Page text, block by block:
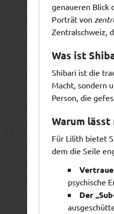
genaueren Blick
Porträt von
Zentralschweiz,
Was ist
Shibari ist die
Macht, sondern
Person, die
Warum lässt
Für Lilith bietet
dem die Seile
psychische
Der